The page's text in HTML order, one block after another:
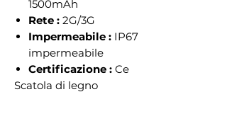
1500mAh
Rete : 2G/3G
Impermeabile : IP67
impermeabile
Certificazione : Ce
Scatola di legno